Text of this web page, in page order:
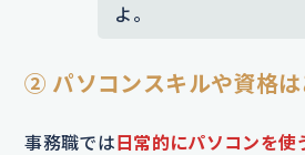
よ。
② パソコンスキルや資格は
事務職では日常的にパソコンを使